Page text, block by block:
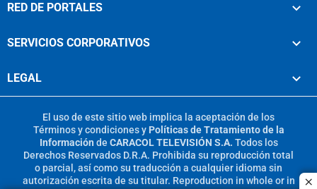
RED DE PORTALES
SERVICIOS CORPORATIVOS
LEGAL
El uso de este sitio web implica la aceptación de los
Términos y condicionesy Políticas de Tratamiento de la
Información de CARACOL TELEVISIÓN S.A. Todos los
Derechos Reservados D.R.A. Prohibida su reproducción total
o parcial, así como su traducción a cualquier idioma sin
autorización escrita de su titular. Reproduction in whole or in